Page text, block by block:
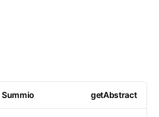
Summio getAbstract